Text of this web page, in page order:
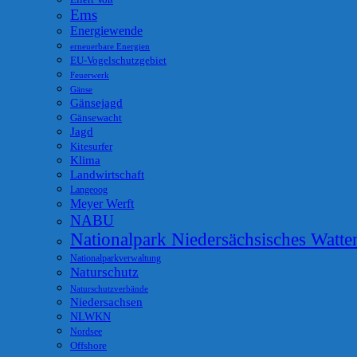
Ems
Energiewende
erneuerbare Energien
EU-Vogelschutzgebiet
Feuerwerk
Gänse
Gänsejagd
Gänsewacht
Jagd
Kitesurfer
Klima
Landwirtschaft
Langeoog
Meyer Werft
NABU
Nationalpark Niedersächsisches
Nationalparkverwaltung
Naturschutz
Naturschutzverbände
Niedersachsen
NLWKN
Nordsee
Offshore